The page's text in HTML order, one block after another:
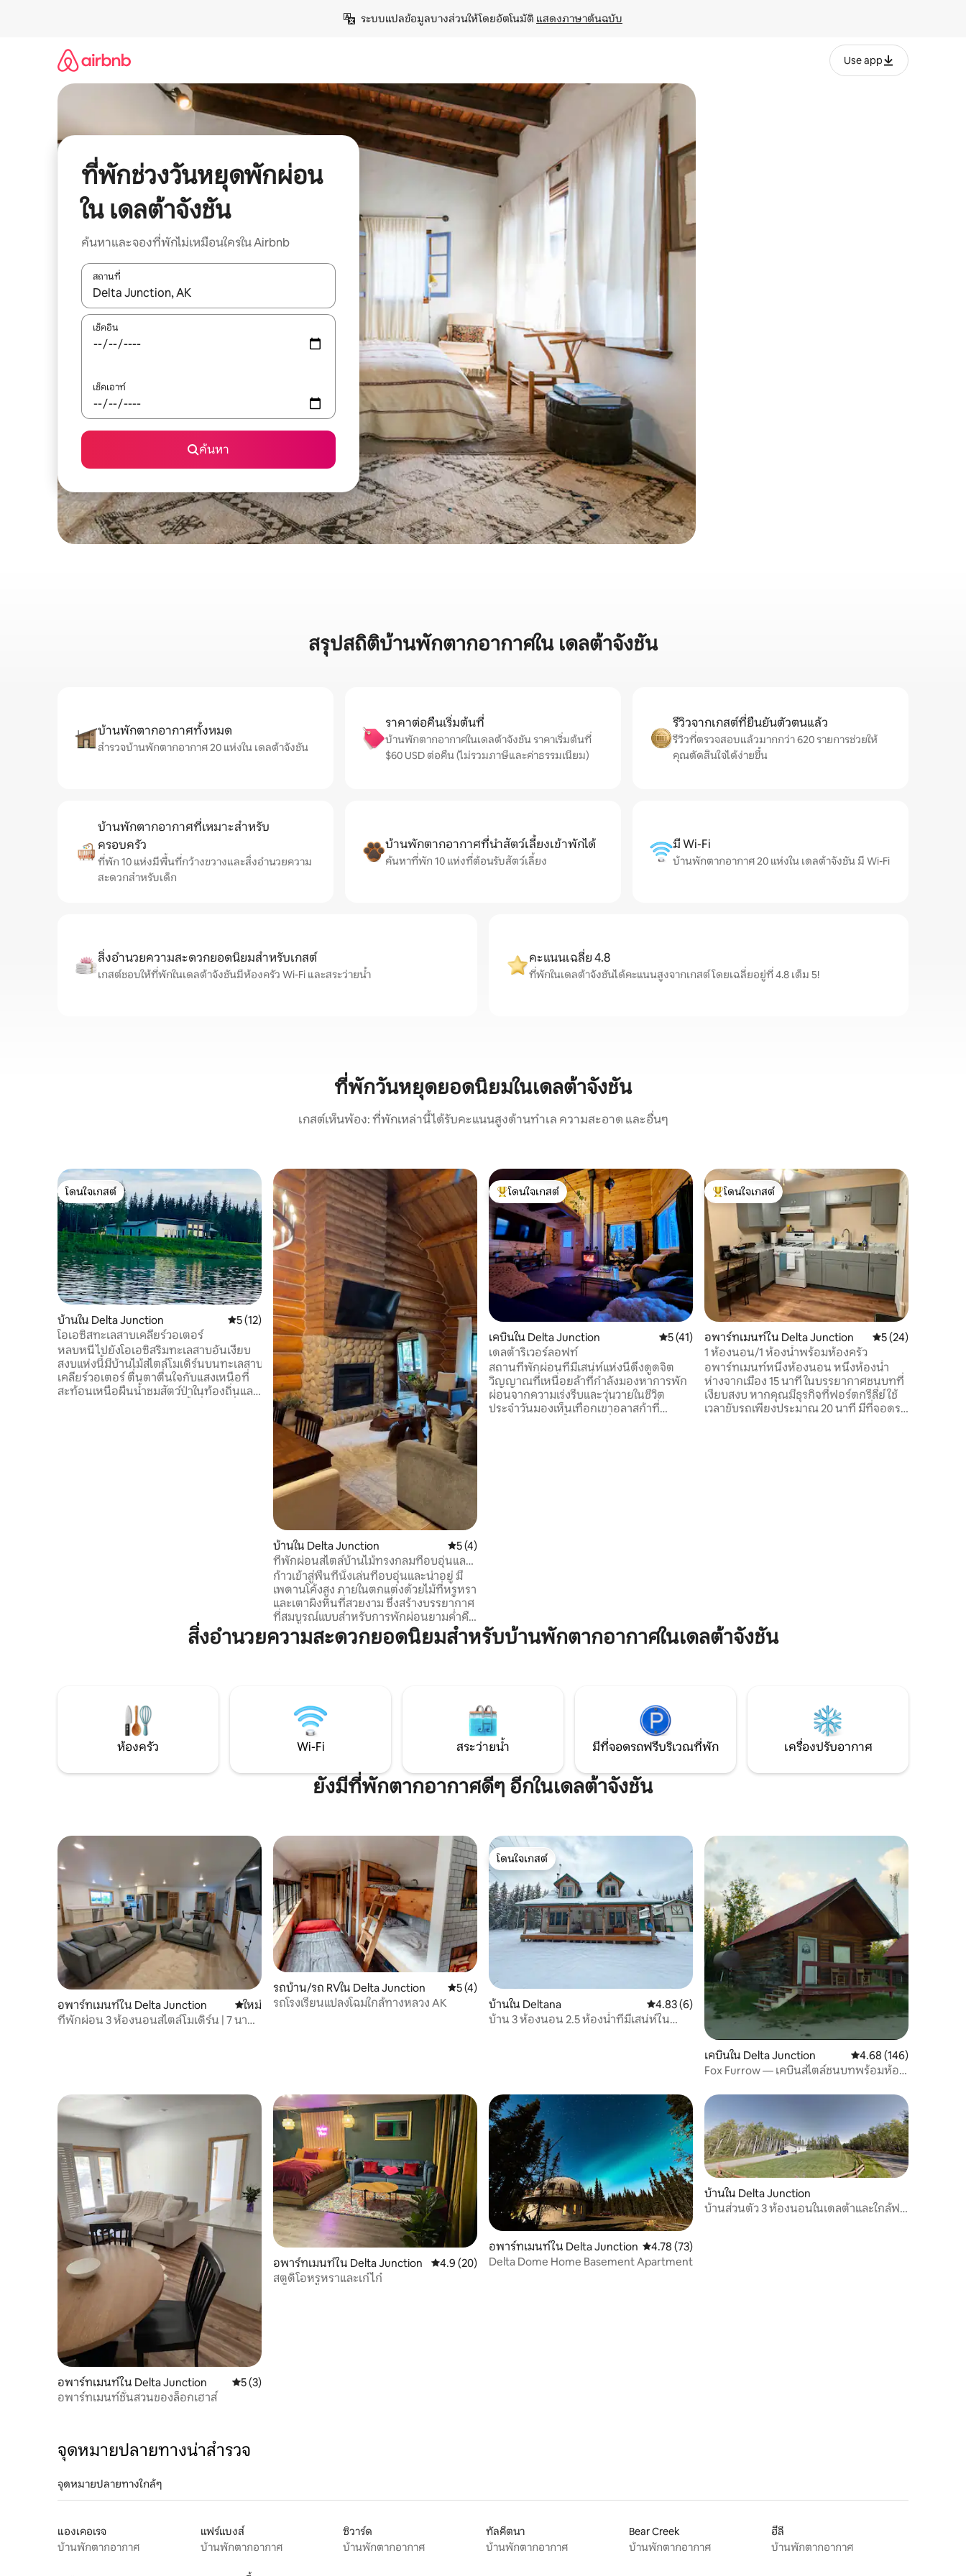
ระบบแปลข้อมูลบางส่วนให้โดยอัตโนมัติ แสดงภาษาต้นฉบับ
Use app
ที่พักช่วงวันหยุดพักผ่อน
ใน เดลต้าจังชัน
ค้นหาและจองที่พักไม่เหมือนใครใน Airbnb
สถานที่
ใช้ลูกศรขึ้นลง หรือใช้การสัมผัสหรือปัด เพื่อสำรวจผลการค้นหา
เช็คอิน
เช็คเอาท์
ค้นหา
สรุปสถิติบ้านพักตากอากาศใน เดลต้าจังชัน
บ้านพักตากอากาศทั้งหมด
สำรวจบ้านพักตากอากาศ 20 แห่งใน เดลต้าจังชัน
ราคาต่อคืนเริ่มต้นที่
บ้านพักตากอากาศในเดลต้าจังชัน ราคาเริ่มต้นที่
$60 USD ต่อคืน (ไม่รวมภาษีและค่าธรรมเนียม)
รีวิวจากเกสต์ที่ยืนยันตัวตนแล้ว
รีวิวที่ตรวจสอบแล้วมากกว่า 620 รายการช่วยให้
คุณตัดสินใจได้ง่ายขึ้น
บ้านพักตากอากาศที่เหมาะสำหรับ
ครอบครัว
ที่พัก 10 แห่งมีพื้นที่กว้างขวางและสิ่งอำนวยความ
สะดวกสำหรับเด็ก
บ้านพักตากอากาศที่นำสัตว์เลี้ยงเข้าพักได้
ค้นหาที่พัก 10 แห่งที่ต้อนรับสัตว์เลี้ยง
มี Wi-Fi
บ้านพักตากอากาศ 20 แห่งใน เดลต้าจังชัน มี Wi-Fi
สิ่งอำนวยความสะดวกยอดนิยมสำหรับเกสต์
เกสต์ชอบให้ที่พักในเดลต้าจังชันมีห้องครัว Wi-Fi และสระว่ายน้ำ
คะแนนเฉลี่ย 4.8
ที่พักในเดลต้าจังชันได้คะแนนสูงจากเกสต์ โดยเฉลี่ยอยู่ที่ 4.8 เต็ม 5!
ที่พักวันหยุดยอดนิยมในเดลต้าจังชัน
เกสต์เห็นพ้อง: ที่พักเหล่านี้ได้รับคะแนนสูงด้านทำเล ความสะอาด และอื่นๆ
โดนใจเกสต์
โดนใจเกสต์
บ้านใน Delta Junction คะแนนเฉลี่ย 5 จาก 5, 12 รีวิว
5 (12)
โอเอซิสทะเลสาบเคลียร์วอเตอร์
หลบหนีไปยังโอเอซิสริมทะเลสาบอันเงียบ
สงบแห่งนี้มีบ้านไม้สไตล์โมเดิร์นบนทะเลสาบ
เคลียร์วอเตอร์ ตื่นตาตื่นใจกับแสงเหนือที่
สะท้อนเหนือผืนน้ำชมสัตว์ป่าในท้องถิ่นและ
บ้านใน Delta Junction คะแนนเฉลี่ย 5 จาก 5, 4 รีวิว
5 (4)
ที่พักผ่อนสไตล์บ้านไม้ทรงกลมที่อบอุ่นและ
หรูหรา!
ก้าวเข้าสู่พื้นที่นั่งเล่นที่อบอุ่นและน่าอยู่ มี
เพดานโค้งสูง ภายในตกแต่งด้วยไม้ที่หรูหรา
และเตาผิงหินที่สวยงาม ซึ่งสร้างบรรยากาศ
ที่สมบูรณ์แบบสำหรับการพักผ่อนยามค่ำคืน
ผ่อนคลายริมกองไฟ ดูภาพยนตร์บนทีวีจอ
แบนที่ติดผนัง หรือจิบกาแฟยามเช้าใน
ห้องใต้ดินที่มีแสงธรรมชาติและมีห้องแยก
ต่างหากที่ผู้เช่าอาศัยอยู่
โดนใจเกสต์ที่สุด
โดนใจเกสต์
เคบินใน Delta Junction คะแนนเฉลี่ย 5 จาก 5, 41 รีวิว
5 (41)
เดลต้าริเวอร์ลอฟท์
สถานที่พักผ่อนที่มีเสน่ห์แห่งนี้ดึงดูดจิต
วิญญาณที่เหนื่อยล้าที่กำลังมองหาการพัก
ผ่อนจากความเร่งรีบและวุ่นวายในชีวิต
ประจำวันมองเห็นเทือกเขาอลาสก้าที่
โดนใจเกสต์ที่สุด
โดนใจเกสต์
อพาร์ทเมนท์ใน Delta Junction คะแนนเฉลี่ย 5 จาก
5 (24)
1 ห้องนอน/1 ห้องน้ำพร้อมห้องครัว
อพาร์ทเมนท์หนึ่งห้องนอน หนึ่งห้องน้ำ
ห่างจากเมือง 15 นาที ในบรรยากาศชนบทที่
เงียบสงบ หากคุณมีธุรกิจที่ฟอร์ตกรีลี่ย์ ใช้
เวลาขับรถเพียงประมาณ 20 นาที มีที่จอดรถ
สิ่งอำนวยความสะดวกยอดนิยมสำหรับบ้านพักตากอากาศในเดลต้าจังชัน
ห้องครัว Wi-Fi สระว่ายน้ำ มีที่จอดรถฟรีบริเวณที่พัก เครื่องปรับอากาศ
ยังมีที่พักตากอากาศดีๆ อีกในเดลต้าจังชัน
อพาร์ทเมนท์ใน Delta Junction ที่พักใหม่
ใหม่
ที่พักผ่อน 3 ห้องนอนสไตล์โมเดิร์น | 7 นาที
รถบ้าน/รถ RVใน Delta Junction คะแนนเฉลี่ย 5 จาก 5, 4 รีวิว
5 (4)
รถโรงเรียนแปลงโฉมใกล้ทางหลวง AK
โดนใจเกสต์
โดนใจเกสต์
บ้านใน Deltana คะแนนเฉลี่ย 4.83 จาก 5, 6 รีวิว
4.83 (6)
บ้าน 3 ห้องนอน 2.5 ห้องน้ำที่มีเสน่ห์ใน
เคบินใน Delta Junction
คะแนนเฉลี่ย 4.68 จาก
4.68 (146)
Fox Furrow — เคบินสไตล์ชนบทพร้อมห้อง
อพาร์ทเมนท์ใน Delta Junction คะแนนเฉลี่ย 5 จาก 5, 3 รีวิว
5 (3)
อพาร์ทเมนท์ชั้นสวนของล็อกเฮาส์
อพาร์ทเมนท์ใน Delta Junction คะแนนเฉลี่ย 4.9 จาก 5, 20 รีวิว
4.9 (20)
สตูดิโอหรูหราและเก๋ไก๋
อพาร์ทเมนท์ใน Delta Junction คะแนนเฉลี่ย 4.78 จาก 5, 73 รีวิว
4.78 (73)
Delta Dome Home Basement Apartment
บ้านใน Delta Junction
บ้านส่วนตัว 3 ห้องนอนในเดลต้าและใกล้ฟ
จุดหมายปลายทางน่าสำรวจ
จุดหมายปลายทางใกล้ๆ
แองเคอเรจ
บ้านพักตากอากาศ
แฟร์แบงส์
บ้านพักตากอากาศ
ซิวาร์ด
บ้านพักตากอากาศ
ทัลคีตนา
บ้านพักตากอากาศ
Bear Creek
บ้านพักตากอากาศ
ฮีลี
บ้านพักตากอากาศ